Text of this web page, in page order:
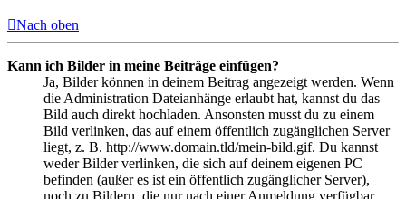
Nach oben
Kann ich Bilder in meine Beiträge einfügen?
Ja, Bilder können in deinem Beitrag angezeigt werden. Wenn
die Administration Dateianhänge erlaubt hat, kannst du das
Bild auch direkt hochladen. Ansonsten musst du zu einem
Bild verlinken, das auf einem öffentlich zugänglichen Server
liegt, z. B. http://www.domain.tld/mein-bild.gif. Du kannst
weder Bilder verlinken, die sich auf deinem eigenen PC
befinden (außer es ist ein öffentlich zugänglicher Server),
noch zu Bildern, die nur nach einer Anmeldung verfügbar